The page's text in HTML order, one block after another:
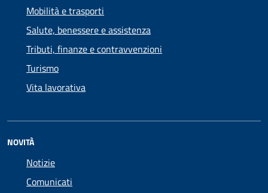
Mobilità e trasporti
Salute, benessere e assistenza
Tributi, finanze e contravvenzioni
Turismo
Vita lavorativa
NOVITÀ
Notizie
Comunicati